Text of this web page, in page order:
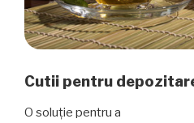
Cutii pentru
O soluţie pentru a